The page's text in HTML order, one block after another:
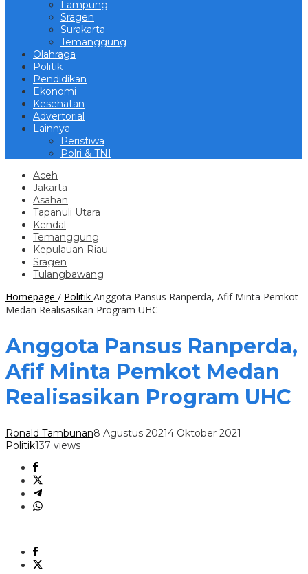
Lampung
Sragen
Surakarta
Temanggung
Olahraga
Politik
Pendidikan
Ekonomi
Kesehatan
Advertorial
Lainnya
Peristiwa
Polri & TNI
Aceh
Jakarta
Asahan
Tapanuli Utara
Kendal
Temanggung
Kepulauan Riau
Sragen
Tulangbawang
Homepage / Politik Anggota Pansus Ranperda, Afif Minta Pemkot
Medan Realisasikan Program UHC
Anggota Pansus Ranperda,
Afif Minta Pemkot Medan
Realisasikan Program UHC
Ronald Tambunan8 Agustus 20214 Oktober 2021
Politik137 views